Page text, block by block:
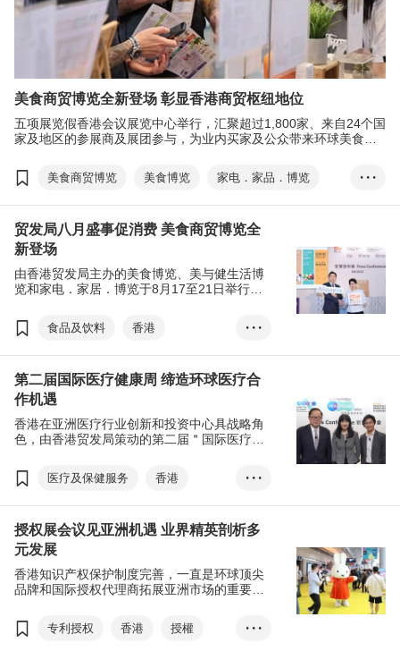
美食商贸博览全新登场 彰显香港商贸枢纽地位
五项展览假香港会议展览中心举行，汇聚超过1,800家、来自24个国
家及地区的参展商及展团参与，为业内买家及公众带来环球美食和
医药国际协会联同香港贸发局及八大科研机构携手筹办的国际现代
化中医药及健康产品会议(中医药会议)于8月17及18日举行。
美食商贸博览 美食博览
家电．家品．博览
美与健生活博览
香港国际茶展
国际现代化中医药及健康产品会议
电子消费券
张淑芬
扫码易
• • •
贸发局八月盛事促消费 美食商贸博览全
新登场
由香港贸发局主办的美食博览、美与健生活博
览和家电．家居．博览于8月17至21日举行。
贸易展览亦于8月17至19日同场亮相。
食品及饮料
香港
美食商贸博览
美食博览
家电．家品．博览
美与健生活博览
香港国际茶展
电子消费券
张淑芬
EXHIBITION+
商对易
扫码易
• • •
第二届国际医疗健康周 缔造环球医疗合
作机遇
香港在亚洲医疗行业创新和投资中心具战略角
色，由香港贸发局策动的第二届＂国际医疗健
16至31日载誉归来。
医疗及保健服务
香港
国际医疗健康周
亚洲医疗健康高峰论坛
香港国际医疗及保健展
方舜文
医疗科技
商对易
Click2Match
• • •
授权展会议见亚洲机遇 业界精英剖析多
元发展
香港知识产权保护制度完善，一直是环球顶尖
品牌和国际授权代理商拓展亚洲市场的重要平
展与第12届亚洲授权业会议早前圆满结束，创
建平台让国际授权商及授权代理商面对面洽商
专利授权 香港
授權
• • •